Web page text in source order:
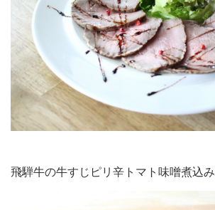
飛騨牛の牛すじピリ辛トマト味噌煮込み